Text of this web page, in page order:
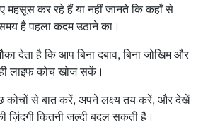
महसूस कर रहे हैं या नहीं जानते कि कहाँ से
है पहला कदम उठाने का।
देता है कि आप बिना दबाव, बिना जोखिम और
लाइफ कोच खोज सकें।
से बात करें, अपने लक्ष्य तय करें, और देखें
ज़िंदगी कितनी जल्दी बदल सकती है।